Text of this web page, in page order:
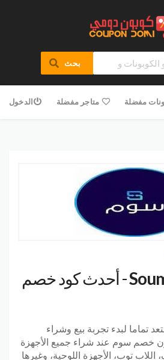
بحث
مفضلة متاجر مفضلة الدخول
- أحدث كود خصم
تماما لبدء تجربة بيع وشراء
خصم سوم عند شراء جميع الأجهزة
اللاب توب، الأجهزة اللوحية، وغيرها